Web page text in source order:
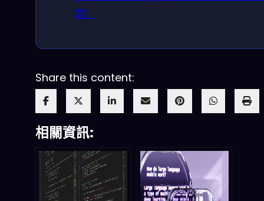
齊）
Share this content:
相關資訊: